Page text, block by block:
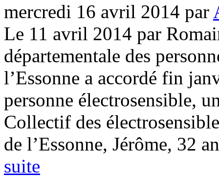
mercredi 16 avril 2014 par
Le 11 avril 2014 par
départementale des
l’Essonne a accordé fin
personne électrosensible,
Collectif des
de l’Essonne, Jérôme, 32
suite